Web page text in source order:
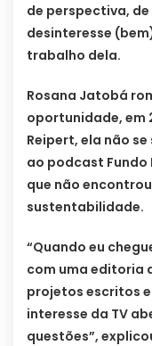
de perspectiva,
desinteresse
trabalho dela.
Rosana Jatobá
oportunidade, em
Reipert, ela não
ao podcast Fundo
que não
sustentabilidade.
“Quando eu
com uma editoria
projetos escritos
interesse da TV
questões”,